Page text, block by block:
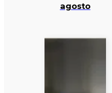
agosto